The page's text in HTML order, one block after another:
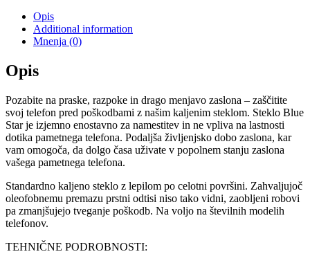
Opis
Additional information
Mnenja (0)
Opis
Pozabite na praske, razpoke in drago menjavo zaslona – zaščitite
svoj telefon pred poškodbami z našim kaljenim steklom. Steklo Blue
Star je izjemno enostavno za namestitev in ne vpliva na lastnosti
dotika pametnega telefona. Podaljša življenjsko dobo zaslona, ​​kar
vam omogoča, da dolgo časa uživate v popolnem stanju zaslona
vašega pametnega telefona.
Standardno kaljeno steklo z lepilom po celotni površini. Zahvaljujoč
oleofobnemu premazu prstni odtisi niso tako vidni, zaobljeni robovi
pa zmanjšujejo tveganje poškodb. Na voljo na številnih modelih
telefonov.
TEHNIČNE PODROBNOSTI: